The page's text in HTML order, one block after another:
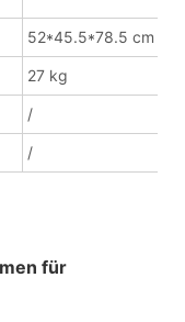
52*45.5*78.5 cm
27 kg
/
/